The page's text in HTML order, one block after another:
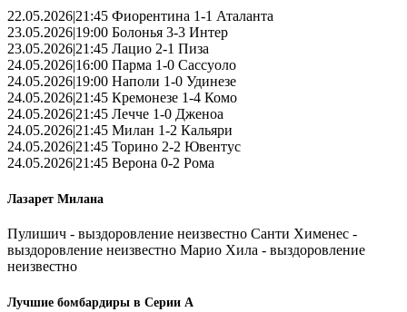
22.05.2026|21:45 Фиорентина 1-1 Аталанта
23.05.2026|19:00 Болонья 3-3 Интер
23.05.2026|21:45 Лацио 2-1 Пиза
24.05.2026|16:00 Парма 1-0 Сассуоло
24.05.2026|19:00 Наполи 1-0 Удинезе
24.05.2026|21:45 Кремонезе 1-4 Комо
24.05.2026|21:45 Лечче 1-0 Дженоа
24.05.2026|21:45 Милан 1-2 Кальяри
24.05.2026|21:45 Торино 2-2 Ювентус
24.05.2026|21:45 Верона 0-2 Рома
Лазарет Милана
Пулишич - выздоровление неизвестно Санти Хименес -
выздоровление неизвестно Марио Хила - выздоровление
неизвестно
Лучшие бомбардиры в Серии А